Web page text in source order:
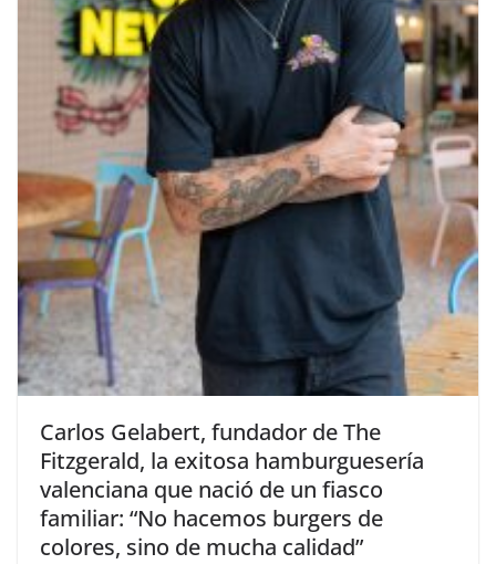
​Carlos Gelabert, fundador de The
Fitzgerald, la exitosa hamburguesería
valenciana que nació de un fiasco
familiar: “No hacemos burgers de
colores, sino de mucha calidad”